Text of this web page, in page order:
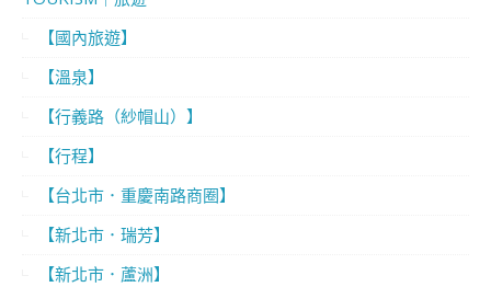
【國內旅遊】
【溫泉】
【行義路（紗帽山）】
【行程】
【台北市．重慶南路商圈】
【新北市．瑞芳】
【新北市．蘆洲】